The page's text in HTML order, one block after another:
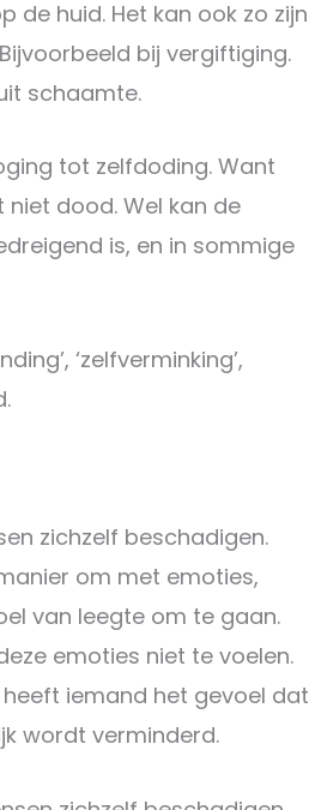
de huid. Het kan ook zo zijn
bij vergiftiging.
schaamte.
tot zelfdoding. Want
dood. Wel kan de
is, en in sommige
‘zelfverminking’,
zichzelf beschadigen.
om met emoties,
van leegte om te gaan.
emoties niet te voelen.
iemand het gevoel dat
wordt verminderd.